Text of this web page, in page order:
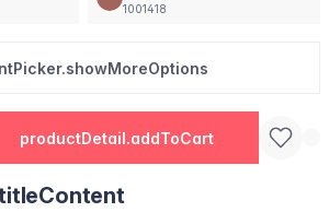
1001418
productDetail.addToCart